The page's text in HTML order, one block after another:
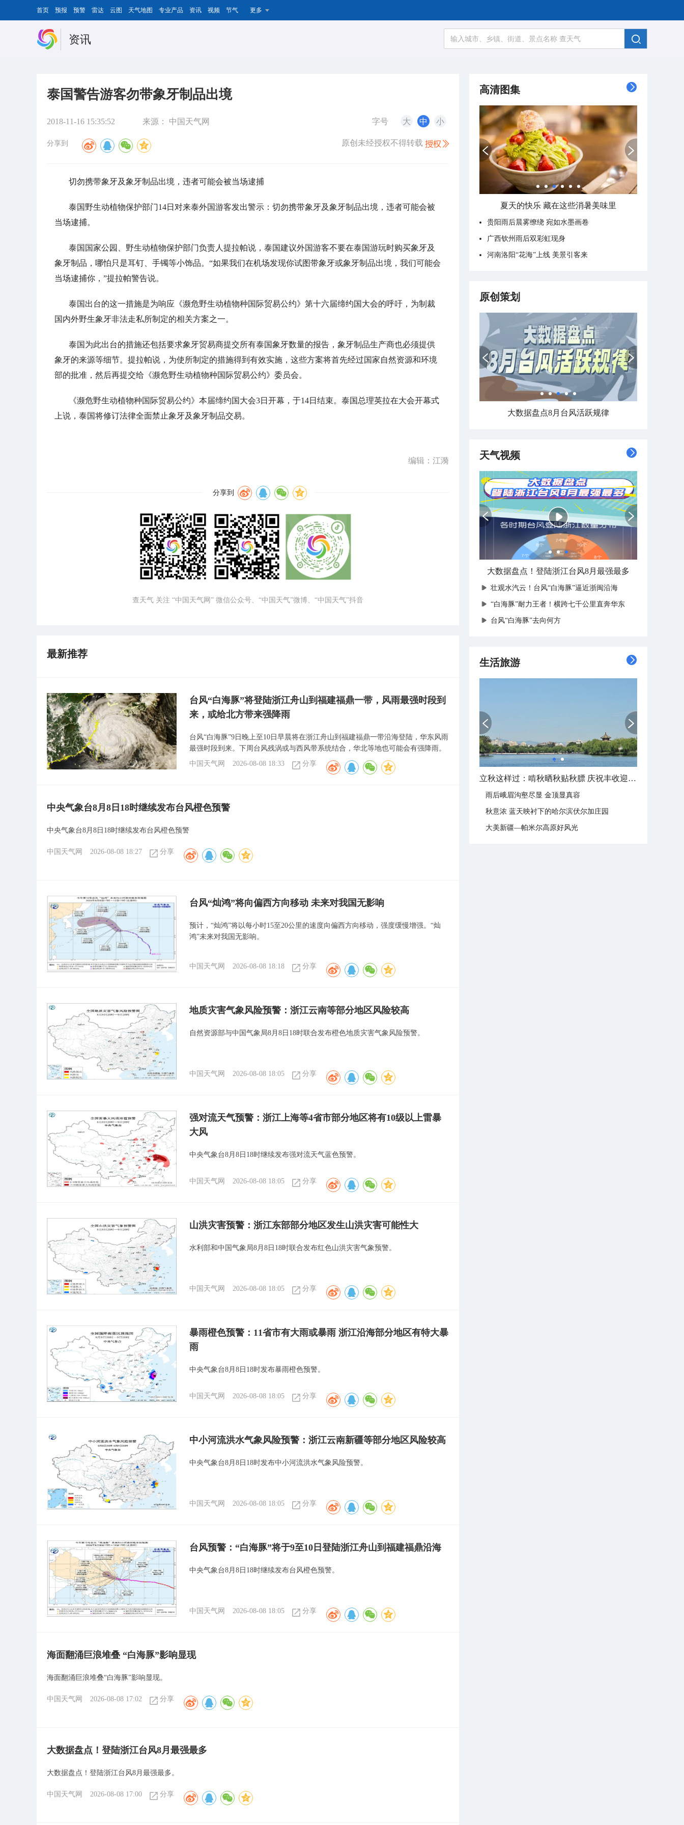
首页 预报 预警 雷达 云图 天气地图 专业产品 资讯 视频 节气 更多
资讯
泰国警告游客勿带象牙制品出境
2018-11-16 15:35:52 来源： 中国天气网 字号 大 中 小
分享到 原创未经授权不得转载
切勿携带象牙及象牙制品出境，违者可能会被当场逮捕
泰国野生动植物保护部门14日对来泰外国游客发出警示：切勿携带象牙及象牙制品出境，违者可能会被
当场逮捕。
泰国国家公园、野生动植物保护部门负责人提拉帕说，泰国建议外国游客不要在泰国游玩时购买象牙及
象牙制品，哪怕只是耳钉、手镯等小饰品。“如果我们在机场发现你试图带象牙或象牙制品出境，我们可能会
当场逮捕你，”提拉帕警告说。
泰国出台的这一措施是为响应《濒危野生动植物种国际贸易公约》第十六届缔约国大会的呼吁，为制裁
国内外野生象牙非法走私所制定的相关方案之一。
泰国为此出台的措施还包括要求象牙贸易商提交所有泰国象牙数量的报告，象牙制品生产商也必须提供
象牙的来源等细节。提拉帕说，为使所制定的措施得到有效实施，这些方案将首先经过国家自然资源和环境
部的批准，然后再提交给《濒危野生动植物种国际贸易公约》委员会。
《濒危野生动植物种国际贸易公约》本届缔约国大会3日开幕，于14日结束。泰国总理英拉在大会开幕式
上说，泰国将修订法律全面禁止象牙及象牙制品交易。
编辑：江漪
分享到
查天气 关注 “中国天气网” 微信公众号、“中国天气”微博、“中国天气”抖音
最新推荐
台风“白海豚”将登陆浙江舟山到福建福鼎一带，风雨最强时段到
来，或给北方带来强降雨
台风“白海豚”9日晚上至10日早晨将在浙江舟山到福建福鼎一带沿海登陆，华东风雨
最强时段到来。下周台风残涡或与西风带系统结合，华北等地也可能会有强降雨。
中国天气网
2026-08-08 18:33 分享
中央气象台8月8日18时继续发布台风橙色预警
中央气象台8月8日18时继续发布台风橙色预警
中国天气网 2026-08-08 18:27 分享
台风“灿鸿”将向偏西方向移动 未来对我国无影响
预计，“灿鸿”将以每小时15至20公里的速度向偏西方向移动，强度缓慢增强。“灿
鸿”未来对我国无影响。
中国天气网 2026-08-08 18:18 分享
地质灾害气象风险预警：浙江云南等部分地区风险较高
自然资源部与中国气象局8月8日18时联合发布橙色地质灾害气象风险预警。
中国天气网 2026-08-08 18:05 分享
强对流天气预警：浙江上海等4省市部分地区将有10级以上雷暴
大风
中央气象台8月8日18时继续发布强对流天气蓝色预警。
中国天气网 2026-08-08 18:05 分享
山洪灾害预警：浙江东部部分地区发生山洪灾害可能性大
水利部和中国气象局8月8日18时联合发布红色山洪灾害气象预警。
中国天气网 2026-08-08 18:05 分享
暴雨橙色预警：11省市有大雨或暴雨 浙江沿海部分地区有特大暴
雨
中央气象台8月8日18时发布暴雨橙色预警。
中国天气网 2026-08-08 18:05 分享
中小河流洪水气象风险预警：浙江云南新疆等部分地区风险较高
中央气象台8月8日18时发布中小河流洪水气象风险预警。
中国天气网 2026-08-08 18:05 分享
台风预警：“白海豚”将于9至10日登陆浙江舟山到福建福鼎沿海
中央气象台8月8日18时继续发布台风橙色预警。
中国天气网 2026-08-08 18:05 分享
海面翻涌巨浪堆叠 “白海豚”影响显现
海面翻涌巨浪堆叠“白海豚”影响显现。
中国天气网 2026-08-08 17:02 分享
大数据盘点！登陆浙江台风8月最强最多
大数据盘点！登陆浙江台风8月最强最多。
中国天气网 2026-08-08 17:00 分享
高清图集
夏天的快乐 藏在这些消暑美味里
贵阳雨后晨雾缭绕 宛如水墨画卷
广西钦州雨后双彩虹现身
河南洛阳“花海”上线 美景引客来
原创策划
大数据盘点8月台风活跃规律
天气视频
大数据盘点！登陆浙江台风8月最强最多
壮观水汽云！台风“白海豚”逼近浙闽沿海
“白海豚”耐力王者！横跨七千公里直奔华东
台风“白海豚”去向何方
生活旅游
立秋这样过：啃秋晒秋贴秋膘 庆祝丰收迎秋来
雨后峨眉沟壑尽显 金顶显真容
秋意浓 蓝天映衬下的哈尔滨伏尔加庄园
大美新疆—帕米尔高原好风光